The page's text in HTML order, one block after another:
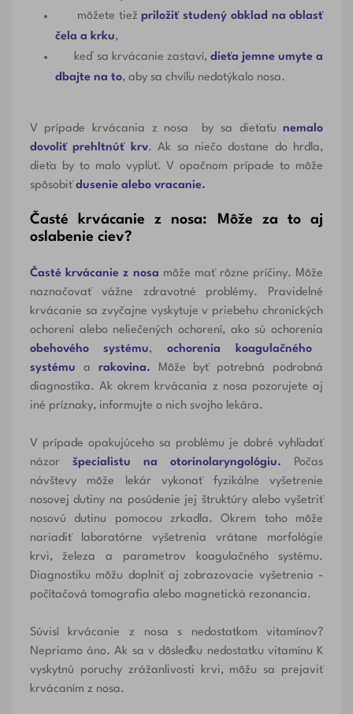
môžete tiežpriložiť studený obklad na oblasť
čela a krku,
keď sa krvácanie zastaví, dieťa jemne umyte a
dbajte na to, aby sa chvíľu nedotýkalo nosa.
V prípade krvácania z nosa by sa dieťaťu nemalo
dovoliť prehltnúť krv. Ak sa niečo dostane do hrdla,
dieťa by to malo vypľuť. V opačnom prípade to môže
spôsobiťdusenie alebo vracanie.
Časté krvácanie z nosa: Môže za to aj
oslabenie ciev?
Časté krvácanie z nosa môže mať rôzne príčiny. Môže
naznačovať vážne zdravotné problémy. Pravidelné
krvácanie sa zvyčajne vyskytuje v priebehu chronických
ochorení alebo neliečených ochorení, ako sú ochorenia
obehového systému,ochorenia koagulačného
systému a rakovina. Môže byť potrebná podrobná
diagnostika. Ak okrem krvácania z nosa pozorujete aj
iné príznaky, informujte o nich svojho lekára.
V prípade opakujúceho sa problému je dobré vyhľadať
názor špecialistu na otorinolaryngológiu. Počas
návštevy môže lekár vykonať fyzikálne vyšetrenie
nosovej dutiny na posúdenie jej štruktúry alebo vyšetriť
nosovú dutinu pomocou zrkadla. Okrem toho môže
nariadiť laboratórne vyšetrenia vrátane morfológie
krvi, železa a parametrov koagulačného systému.
Diagnostiku môžu doplniť aj zobrazovacie vyšetrenia -
počítačová tomografia alebo magnetická rezonancia.
Súvisí krvácanie z nosa s nedostatkom vitamínov?
Nepriamo áno. Ak sa v dôsledku nedostatku vitamínu K
vyskytnú poruchy zrážanlivosti krvi, môžu sa prejaviť
krvácaním z nosa.